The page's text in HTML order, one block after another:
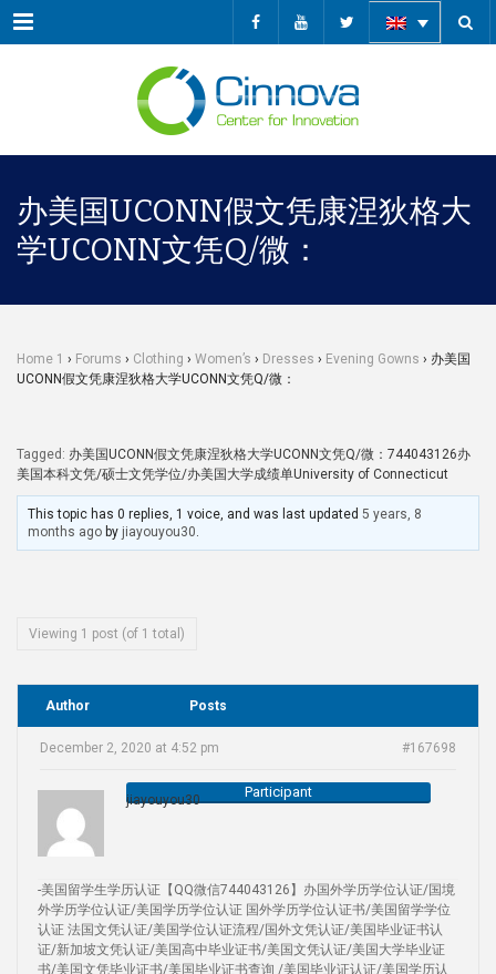
Menu
办美国UCONN假文凭康涅狄格大
学UCONN文凭Q/微：
Home 1 › Forums › Clothing › Women’s › Dresses › Evening Gowns › 办美国
UCONN假文凭康涅狄格大学UCONN文凭Q/微：
Tagged: 办美国UCONN假文凭康涅狄格大学UCONN文凭Q/微：744043126办
美国本科文凭/硕士文凭学位/办美国大学成绩单University of Connecticut
This topic has 0 replies, 1 voice, and was last updated5 years, 8
months ago by jiayouyou30.
Viewing 1 post (of 1 total)
Author Posts
December 2, 2020 at 4:52 pm #167698
jiayouyou30 Participant
-美国留学生学历认证【QQ微信744043126】办国外学历学位认证/国境
外学历学位认证/美国学历学位认证 国外学历学位认证书/美国留学学位
认证 法国文凭认证/美国学位认证流程/国外文凭认证/美国毕业证书认
证/新加坡文凭认证/美国高中毕业证书/美国文凭认证/美国大学毕业证
书/美国文凭毕业证书/美国毕业证书查询 /美国毕业证认证/美国学历认